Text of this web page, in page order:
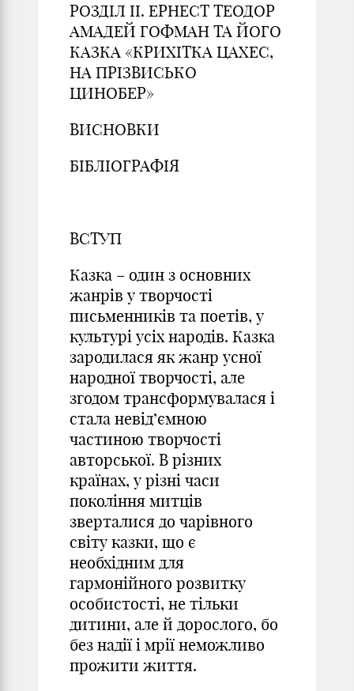
РОЗДІЛ ІІ. ЕРНЕСТ ТЕОДОР
АМАДЕЙ ГОФМАН ТА ЙОГО
КАЗКА «КРИХІТКА ЦАХЕС,
НА ПРІЗВИСЬКО
ЦИНОБЕР»
ВИСНОВКИ
БІБЛІОГРАФІЯ
ВСТУП
Казка – один з основних
жанрів у творчості
письменників та поетів, у
культурі усіх народів. Казка
зародилася як жанр усної
народної творчості, але
згодом трансформувалася і
стала невід’ємною
частиною творчості
авторської. В різних
країнах, у різні часи
покоління митців
зверталися до чарівного
світу казки, що є
необхідним для
гармонійного розвитку
особистості, не тільки
дитини, але й дорослого, бо
без надії і мрії неможливо
прожити життя.